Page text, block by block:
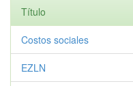
Título
Costos sociales
EZLN